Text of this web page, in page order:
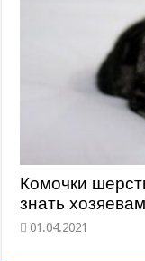
Комочки
знать